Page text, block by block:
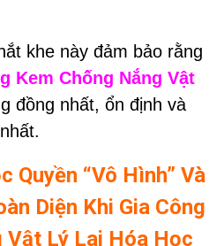
khe này đảm bảo rằng
Kem Chống Nắng Vật
đồng nhất, ổn định và
Quyền “Vô Hình” Và
Diện Khi Gia Công
Vật Lý Lai Hóa Học